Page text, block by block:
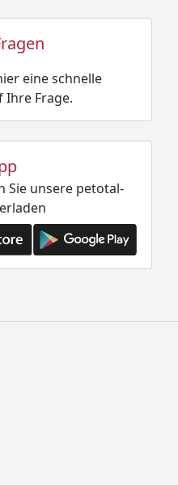
eine schnelle
Frage.
Sie unsere petotal-